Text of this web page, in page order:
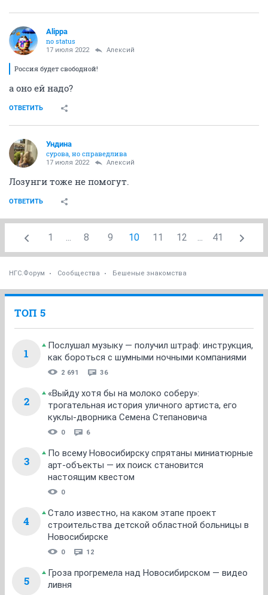
Alippa
no status
17 июля 2022 Алексий
Россия будет свободной!
а оно ей надо?
ОТВЕТИТЬ
Ундинa
сурова, но справедлива
17 июля 2022 Алексий
Лозунги тоже не помогут.
ОТВЕТИТЬ
1 ... 8 9 10 11 12 ... 41
НГС.Форум Сообщества Бешеные знакомства
ТОП 5
1
Послушал музыку — получил штраф: инструкция,
как бороться с шумными ночными компаниями
2 691 36
2
«Выйду хотя бы на молоко соберу»:
трогательная история уличного артиста, его
куклы-дворника Семена Степановича
0 6
3
По всему Новосибирску спрятаны миниатюрные
арт-объекты — их поиск становится
настоящим квестом
0
4
Стало известно, на каком этапе проект
строительства детской областной больницы в
Новосибирске
0 12
5
Гроза прогремела над Новосибирском — видео
ливня